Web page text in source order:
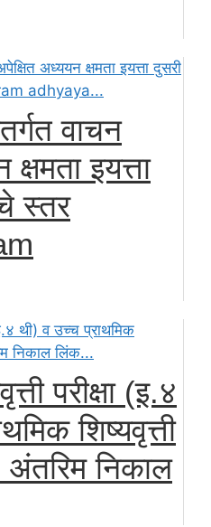
वाचन
इयत्ता
स्तर
परीक्षा (इ.४
शिष्यवृत्ती
अंतरिम निकाल